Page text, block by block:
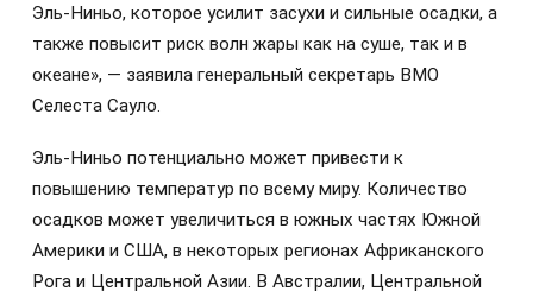
Эль-Ниньо, которое усилит засухи и сильные осадки, а
также повысит риск волн жары как на суше, так и в
океане», — заявила генеральный секретарь ВМО
Селеста Сауло.
Эль-Ниньо потенциально может привести к
повышению температур по всему миру. Количество
осадков может увеличиться в южных частях Южной
Америки и США, в некоторых регионах Африканского
Рога и Центральной Азии. В Австралии, Центральной